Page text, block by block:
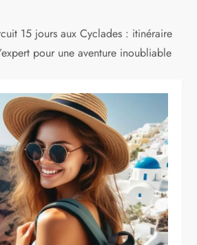
15 jours aux Cyclades : itinéraire
pour une aventure inoubliable